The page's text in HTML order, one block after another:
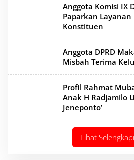
Anggota Komisi IX
Paparkan Layanan
Konstituen
Anggota DPRD
Misbah Terima
Profil Rahmat
Anak H Radjamilo
Jeneponto’
Lihat